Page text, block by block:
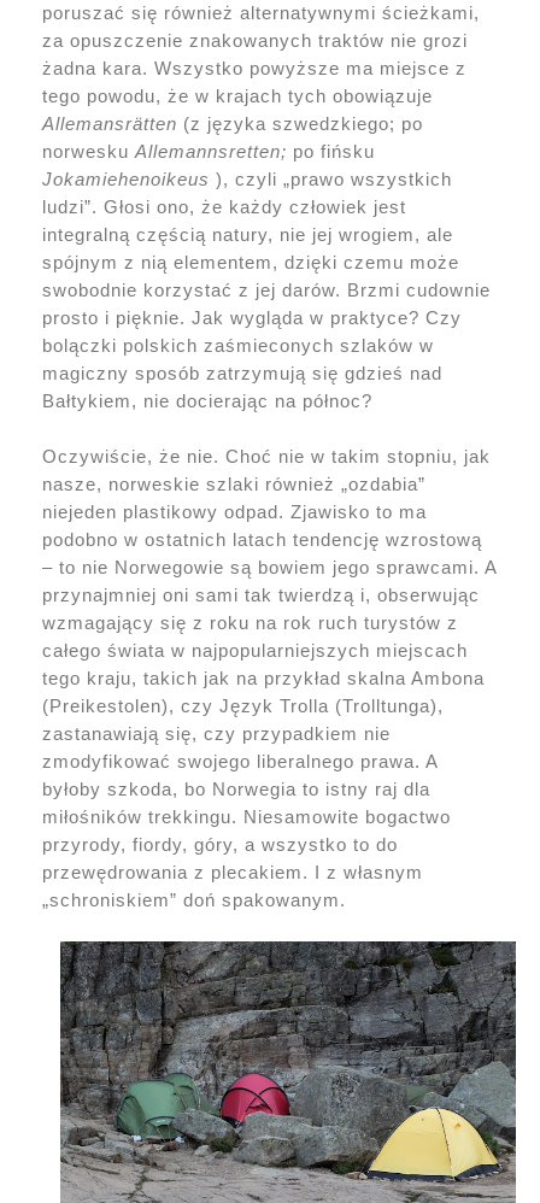
poruszać się również alternatywnymi ścieżkami,
za opuszczenie znakowanych traktów nie grozi
żadna kara. Wszystko powyższe ma miejsce z
tego powodu, że w krajach tych obowiązuje
Allemansrätten (z języka szwedzkiego; po
norwesku Allemannsretten; po fińsku
Jokamiehenoikeus ), czyli „prawo wszystkich
ludzi”. Głosi ono, że każdy człowiek jest
integralną częścią natury, nie jej wrogiem, ale
spójnym z nią elementem, dzięki czemu może
swobodnie korzystać z jej darów. Brzmi cudownie
prosto i pięknie. Jak wygląda w praktyce? Czy
bolączki polskich zaśmieconych szlaków w
magiczny sposób zatrzymują się gdzieś nad
Bałtykiem, nie docierając na północ?
Oczywiście, że nie. Choć nie w takim stopniu, jak
nasze, norweskie szlaki również „ozdabia”
niejeden plastikowy odpad. Zjawisko to ma
podobno w ostatnich latach tendencję wzrostową
– to nie Norwegowie są bowiem jego sprawcami. A
przynajmniej oni sami tak twierdzą i, obserwując
wzmagający się z roku na rok ruch turystów z
całego świata w najpopularniejszych miejscach
tego kraju, takich jak na przykład skalna Ambona
(Preikestolen), czy Język Trolla (Trolltunga),
zastanawiają się, czy przypadkiem nie
zmodyfikować swojego liberalnego prawa. A
byłoby szkoda, bo Norwegia to istny raj dla
miłośników trekkingu. Niesamowite bogactwo
przyrody, fiordy, góry, a wszystko to do
przewędrowania z plecakiem. I z własnym
„schroniskiem” doń spakowanym.